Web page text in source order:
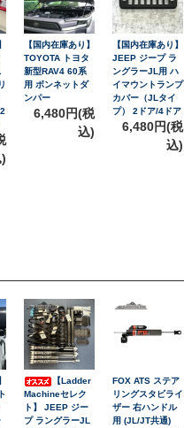
【国内在庫あり】
TOYOTA トヨタ
新型RAV4 60系
用 ボンネットダ
ンパー
6,480円(税
込)
【国内在庫あり】
JEEP ジープ ラ
ングラーJL用 ハ
イマウントランプ
カバー（JLタイ
プ） 2ドア/4ドア
6,480円(税
込)
【Ladder
Machineセレク
ト】 JEEP ジー
プ ラングラーJL
FOX ATS ステア
リングスタビライ
ザー 右ハンドル
用 (JL/JT共通)